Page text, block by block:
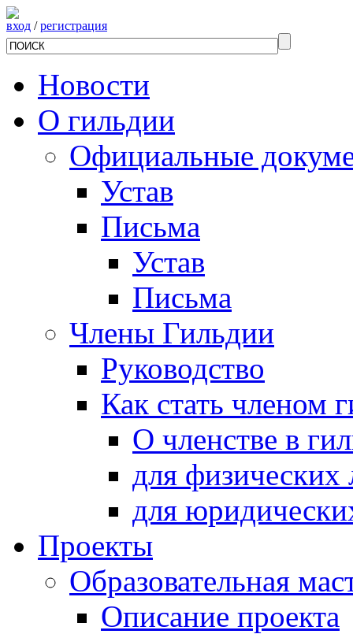
вход /регистрация
Новости
О гильдии
Официальные
Устав
Письма
Устав
Письма
Члены Гильдии
Руководство
Как стать членом
О членстве в
для физических
для
Проекты
Образовательная
Описание проекта